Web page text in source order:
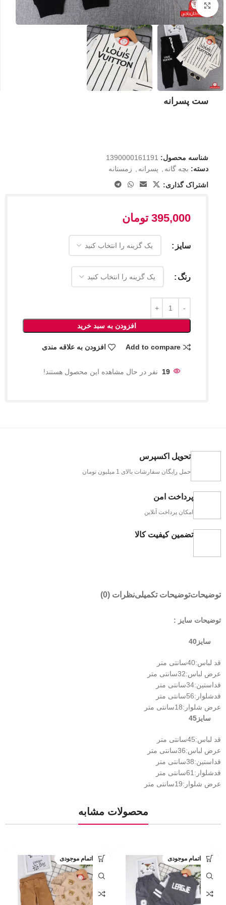
بزرگنمایی تصویر
ست پسرانه
شناسه محصول: 1390000161191
دسته: بچه گانه پسرانه
زمستانه
اشتراک گذاری:
395,000 تومان
سایز
رنگ
افزودن به سبد خرید
Add to compare افزودن به علاقه مندی
19 نفر در حال مشاهده این محصول هستند!
تحویل اکسپرس
حمل رایگان سفارشات بالای 1 میلیون تومان
پرداخت امن
امکان پرداخت آنلاین
تضمین کیفیت کالا
توضیحاتتوضیحات تکمیلینظرات (0)
توضیحات سایز :
سایز40
قد لباس:40سانتی متر
عرض لباس:32سانتی متر
قداستین:34سانتی متر
قدشلوار:56سانتی متر
عرض شلوار:18سانتی متر
سایز45
قد لباس:45سانتی متر
عرض لباس:36سانتی متر
قداستین:38سانتی متر
قدشلوار:61سانتی متر
عرض شلوار:19سانتی متر
محصولات مشابه
اتمام موجودی اتمام موجودی